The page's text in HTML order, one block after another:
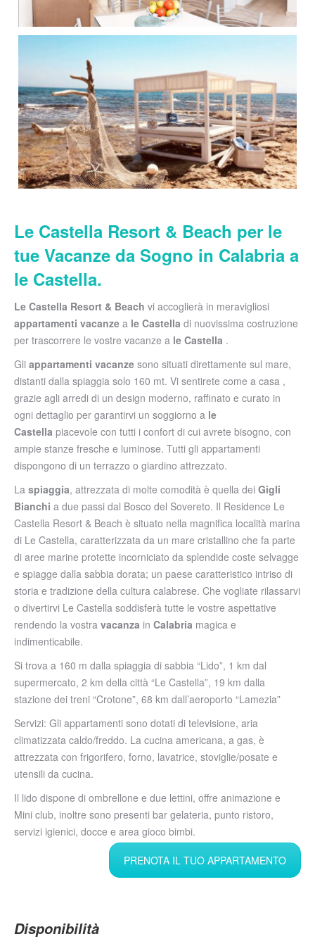
Le Castella Resort & Beach per le
tue Vacanze da Sogno in Calabria a
le Castella.
Le Castella Resort & Beach vi accoglierà in meravigliosi
appartamenti vacanze a le Castella di nuovissima costruzione
per trascorrere le vostre vacanze a le Castella .
Gli appartamenti vacanze sono situati direttamente sul mare,
distanti dalla spiaggia solo 160 mt. Vi sentirete come a casa ,
grazie agli arredi di un design moderno, raffinato e curato in
ogni dettaglio per garantirvi un soggiorno a le
Castella piacevole con tutti i confort di cui avrete bisogno, con
ampie stanze fresche e luminose. Tutti gli appartamenti
dispongono di un terrazzo o giardino attrezzato.
La spiaggia, attrezzata di molte comodità è quella dei Gigli
Bianchi a due passi dal Bosco del Sovereto. Il Residence Le
Castella Resort & Beach è situato nella magnifica località marina
di Le Castella, caratterizzata da un mare cristallino che fa parte
di aree marine protette incorniciato da splendide coste selvagge
e spiagge dalla sabbia dorata; un paese caratteristico intriso di
storia e tradizione della cultura calabrese. Che vogliate rilassarvi
o divertirvi Le Castella soddisferà tutte le vostre aspettative
rendendo la vostra vacanza in Calabria magica e
indimenticabile.
Si trova a 160 m dalla spiaggia di sabbia “Lido”, 1 km dal
supermercato, 2 km della città “Le Castella”, 19 km dalla
stazione dei treni “Crotone”, 68 km dall’aeroporto “Lamezia”
Servizi: Gli appartamenti sono dotati di televisione, aria
climatizzata caldo/freddo. La cucina americana, a gas, è
attrezzata con frigorifero, forno, lavatrice, stoviglie/posate e
utensili da cucina.
Il lido dispone di ombrellone e due lettini, offre animazione e
Mini club, inoltre sono presenti bar gelateria, punto ristoro,
servizi igienici, docce e area gioco bimbi.
PRENOTA IL TUO APPARTAMENTO
Disponibilità